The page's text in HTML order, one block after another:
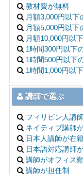
教材費が無料
月額3,000円以下
月額5,000円以下
月額10,000円以
1時間300円以下
1時間500円以下
1時間1,000円以
講師で選ぶ
フィリピン人講
ネイティブ講師
日本人講師が在
日本語対応講師
講師がオフィス
講師が担任制